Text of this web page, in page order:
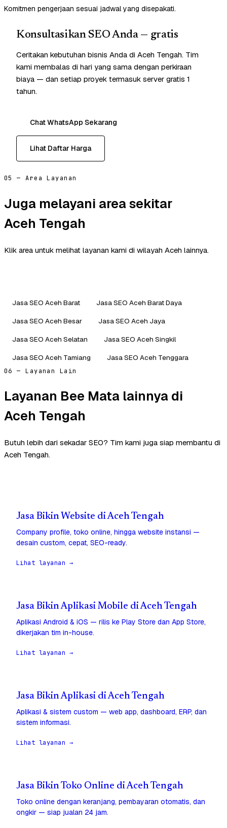
Komitmen pengerjaan sesuai jadwal yang disepakati.
Konsultasikan SEO Anda — gratis
Ceritakan kebutuhan bisnis Anda di Aceh Tengah. Tim
kami membalas di hari yang sama dengan perkiraan
biaya — dan setiap proyek termasuk server gratis 1
tahun.
Chat WhatsApp Sekarang
Lihat Daftar Harga
05 — Area Layanan
Juga melayani area sekitar
Aceh Tengah
Klik area untuk melihat layanan kami di wilayah Aceh lainnya.
Jasa SEO Aceh Barat
Jasa SEO Aceh Barat Daya
Jasa SEO Aceh Besar
Jasa SEO Aceh Jaya
Jasa SEO Aceh Selatan
Jasa SEO Aceh Singkil
Jasa SEO Aceh Tamiang
Jasa SEO Aceh Tenggara
06 — Layanan Lain
Layanan Bee Mata lainnya di
Aceh Tengah
Butuh lebih dari sekadar SEO? Tim kami juga siap membantu di
Aceh Tengah.
Jasa Bikin Website di Aceh Tengah
Company profile, toko online, hingga website instansi —
desain custom, cepat, SEO-ready.
Lihat layanan →
Jasa Bikin Aplikasi Mobile di Aceh Tengah
Aplikasi Android & iOS — rilis ke Play Store dan App Store,
dikerjakan tim in-house.
Lihat layanan →
Jasa Bikin Aplikasi di Aceh Tengah
Aplikasi & sistem custom — web app, dashboard, ERP, dan
sistem informasi.
Lihat layanan →
Jasa Bikin Toko Online di Aceh Tengah
Toko online dengan keranjang, pembayaran otomatis, dan
ongkir — siap jualan 24 jam.